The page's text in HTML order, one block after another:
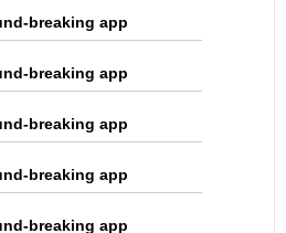
breaking app
breaking app
breaking app
breaking app
breaking app